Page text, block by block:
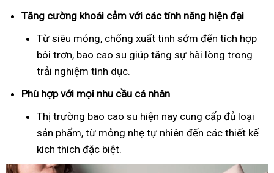
Tăng cường khoái cảm với các tính năng hiện đại
Từ siêu mỏng, chống xuất tinh sớm đến tích hợp
bôi trơn, bao cao su giúp tăng sự hài lòng trong
trải nghiệm tình dục.
Phù hợp với mọi nhu cầu cá nhân
Thị trường bao cao su hiện nay cung cấp đủ loại
sản phẩm, từ mỏng nhẹ tự nhiên đến các thiết kế
kích thích đặc biệt.